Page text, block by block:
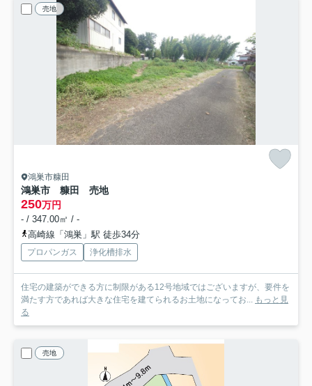
売地
鴻巣市糠田
鴻巣市 糠田 売地
250万円
- / 347.00㎡ / -
高崎線「鴻巣」駅 徒歩34分
プロパンガス 浄化槽排水
住宅の建築ができる方に制限がある12号地域ではございますが、要件を
満たす方であれば大きな住宅を建てられるお土地になってお... もっと見
る
売地